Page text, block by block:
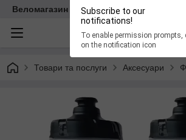
Subscribe to our
notifications!
To enable permission prompts,
on the notification icon
Веломагазин EasyBike
Товари та послуги Аксесуари